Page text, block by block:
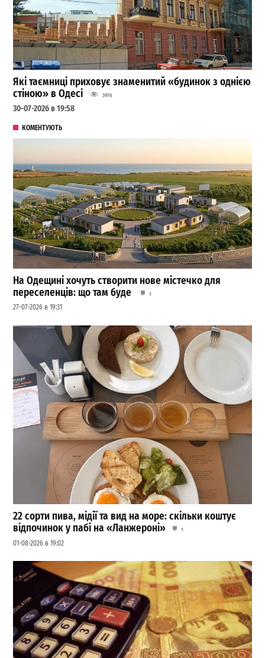
Які таємниці приховує знаменитий «будинок з однією
стіною» в Одесі
3976
30-07-2026 в 19:58
КОМЕНТУЮТЬ
На Одещині хочуть створити нове містечко для
переселенців: що там буде
1
27-07-2026 в 19:31
22 сорти пива, мідії та вид на море: скільки коштує
відпочинок у пабі на «Ланжероні»
1
01-08-2026 в 19:02